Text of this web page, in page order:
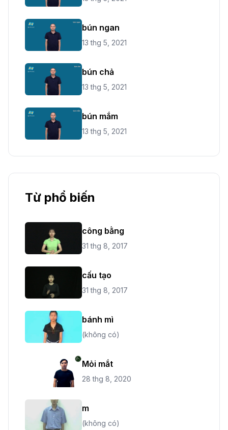
bún ngan
13 thg 5, 2021
bún chả
13 thg 5, 2021
bún mắm
13 thg 5, 2021
Từ phổ biến
công bằng
31 thg 8, 2017
cấu tạo
31 thg 8, 2017
bánh mì
(không có)
Mỏi mắt
28 thg 8, 2020
m
(không có)